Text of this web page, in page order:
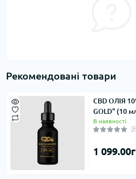
Рекомендовані товари
CBD ОЛІЯ
GOLD" (10
В наявності
1